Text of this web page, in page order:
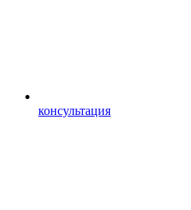
консультация